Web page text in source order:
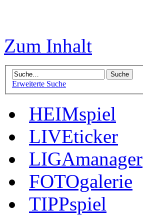
Zum Inhalt
Erweiterte Suche
HEIMspiel
LIVEticker
LIGAmanager
FOTOgalerie
TIPPspiel